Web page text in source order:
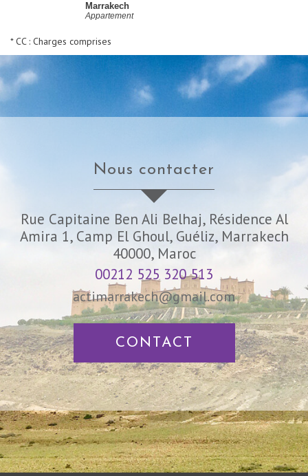
Marrakech
Appartement
* CC : Charges comprises
nous contacter
Rue Capitaine Ben Ali Belhaj, Résidence Al
Amira 1, Camp El Ghoul, Guéliz, Marrakech
40000, Maroc
00212 525 320 513
actimarrakech@gmail.com
CONTACT